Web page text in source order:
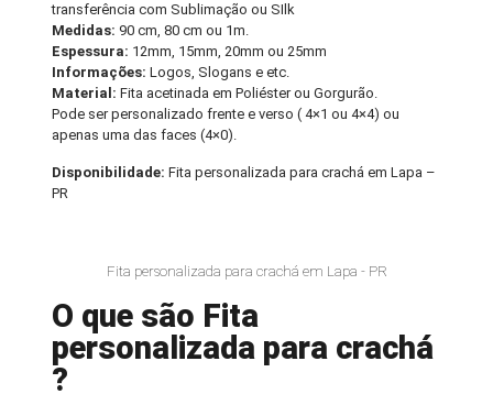
transferência com Sublimação ou SIlk
Medidas: 90 cm, 80 cm ou 1m.
Espessura: 12mm, 15mm, 20mm ou 25mm
Informações:Logos, Slogans e etc.
Material: Fita acetinada em Poliéster ou Gorgurão.
Pode ser personalizado frente e verso ( 4×1 ou 4×4) ou
apenas uma das faces (4×0).
Disponibilidade:Fita personalizada para crachá em Lapa –
PR
Fita personalizada para crachá em Lapa - PR
O que são Fita
personalizada para crachá
?